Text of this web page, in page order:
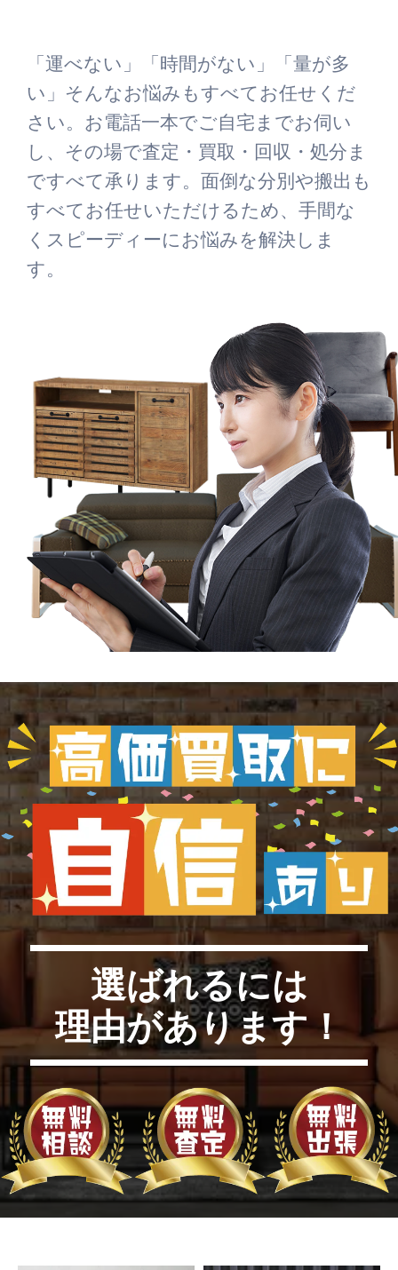
「運べない」「時間がない」「量が多
い」そんなお悩みもすべてお任せくだ
さい。お電話一本でご自宅までお伺い
し、その場で査定・買取・回収・処分ま
ですべて承ります。面倒な分別や搬出も
すべてお任せいただけるため、手間な
くスピーディーにお悩みを解決しま
す。
選ばれるには
理由があります！